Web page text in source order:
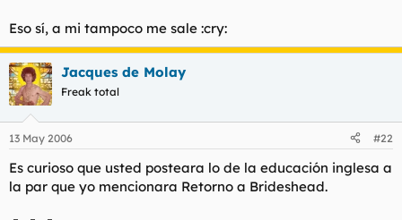
Eso sí, a mi tampoco me sale :cry:
Jacques de Molay
Freak total
13 May 2006 #22
Es curioso que usted posteara lo de la educación inglesa a
la par que yo mencionara Retorno a Brideshead.